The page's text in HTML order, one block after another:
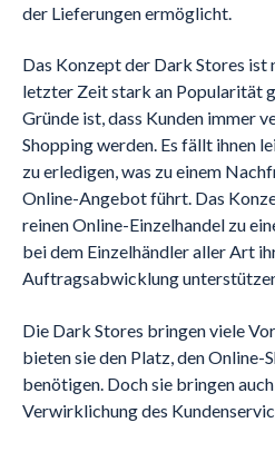
der Lieferungen ermöglicht.
Das Konzept der Dark Stores ist
letzter Zeit stark an Popularität
Gründe ist, dass Kunden immer
Shopping werden. Es fällt ihnen
zu erledigen, was zu einem
Online-Angebot führt. Das
reinen Online-Einzelhandel zu
bei dem Einzelhändler aller Art
Auftragsabwicklung
Die Dark Stores bringen viele
bieten sie den Platz, den Online-
benötigen. Doch sie bringen
Verwirklichung des